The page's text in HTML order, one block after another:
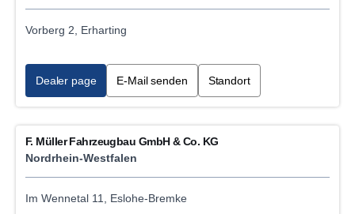
Vorberg 2, Erharting
Dealer page E-Mail senden Standort
F. Müller Fahrzeugbau GmbH & Co. KG
Nordrhein-Westfalen
Im Wennetal 11, Eslohe-Bremke